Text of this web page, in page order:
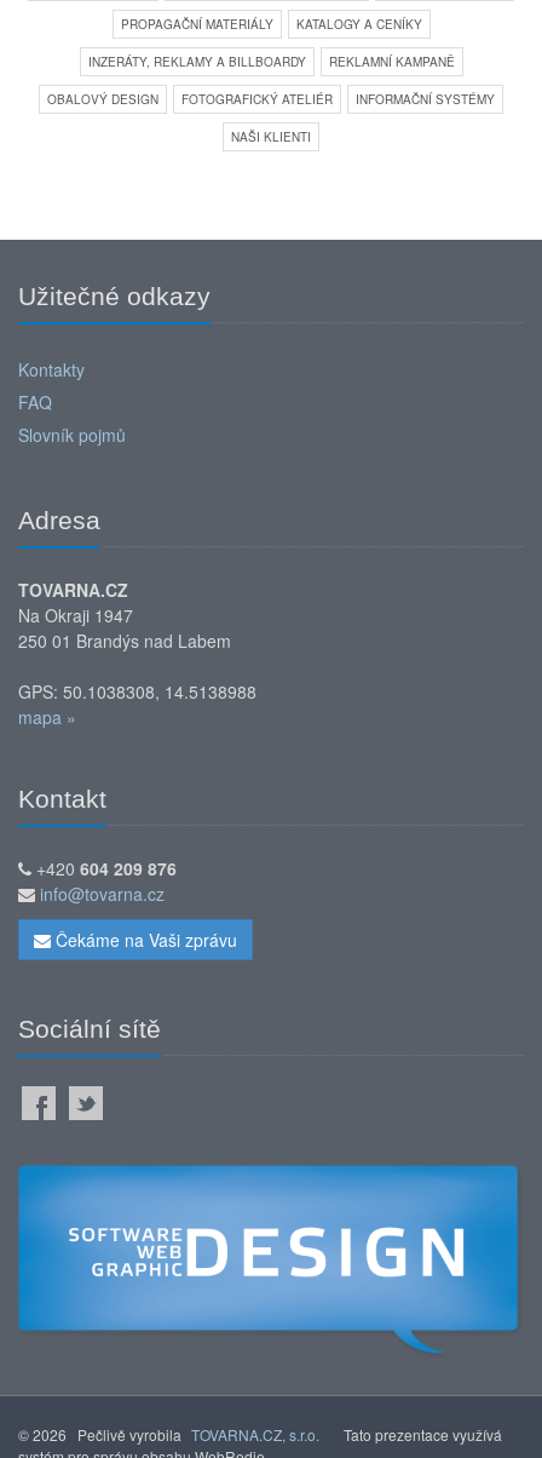
PROPAGAČNÍ MATERIÁLY KATALOGY A CENÍKY
INZERÁTY, REKLAMY A BILLBOARDY REKLAMNÍ KAMPANĚ
OBALOVÝ DESIGN FOTOGRAFICKÝ ATELIÉR INFORMAČNÍ SYSTÉMY
NAŠI KLIENTI
Užitečné odkazy
Kontakty
FAQ
Slovník pojmů
Adresa
TOVARNA.CZ
Na Okraji 1947
250 01 Brandýs nad Labem
GPS: 50.1038308, 14.5138988
mapa »
Kontakt
+420 604 209 876
info@tovarna.cz
Čekáme na Vaši zprávu
Sociální sítě
© 2026 Pečlivě vyrobila TOVARNA.CZ, s.r.o.
Tato prezentace využívá